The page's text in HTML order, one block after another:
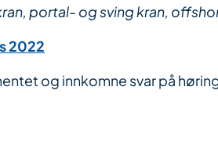
portal- og sving kran,
2022
og innkomne svar på